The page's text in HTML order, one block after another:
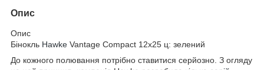
Опис
Опис
Бінокль Hawke Vantage Compact 12х25 ц: зелений
До кожного полювання потрібно ставитися серйозно. З огляду